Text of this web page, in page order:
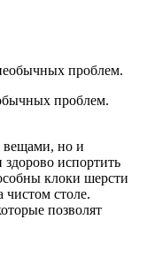
проблем.
вещами, но и
испортить
клоки шерсти
чистом столе.
позволят